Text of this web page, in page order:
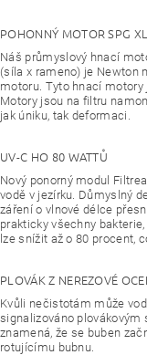
POHONNÝ MOTOR SPG XL
Náš průmyslový hnací
(síla x rameno) je Newton
motoru. Tyto hnací motory
Motory jsou na filtru
jak úniku, tak deformaci.
UV-C HO 80 WATTŮ
Nový ponorný modul
vodě v jezírku. Důmyslný
záření o vlnové délce
prakticky všechny
lze snížit až o 80 procent,
PLOVÁK Z NEREZOVÉ
Kvůli nečistotám může
signalizováno plovákovým
znamená, že se buben
rotujícímu bubnu.